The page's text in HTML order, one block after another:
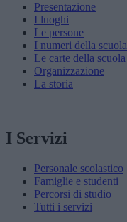
Presentazione
I luoghi
Le persone
I numeri della scuola
Le carte della scuola
Organizzazione
La storia
I Servizi
Personale scolastico
Famiglie e studenti
Percorsi di studio
Tutti i servizi